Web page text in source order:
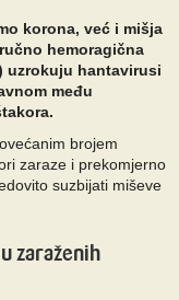
korona, već i mišja
hemoragična
uzrokuju hantavirusi
među
brojem
zaraze i prekomjerno
suzbijati miševe
zaraženih